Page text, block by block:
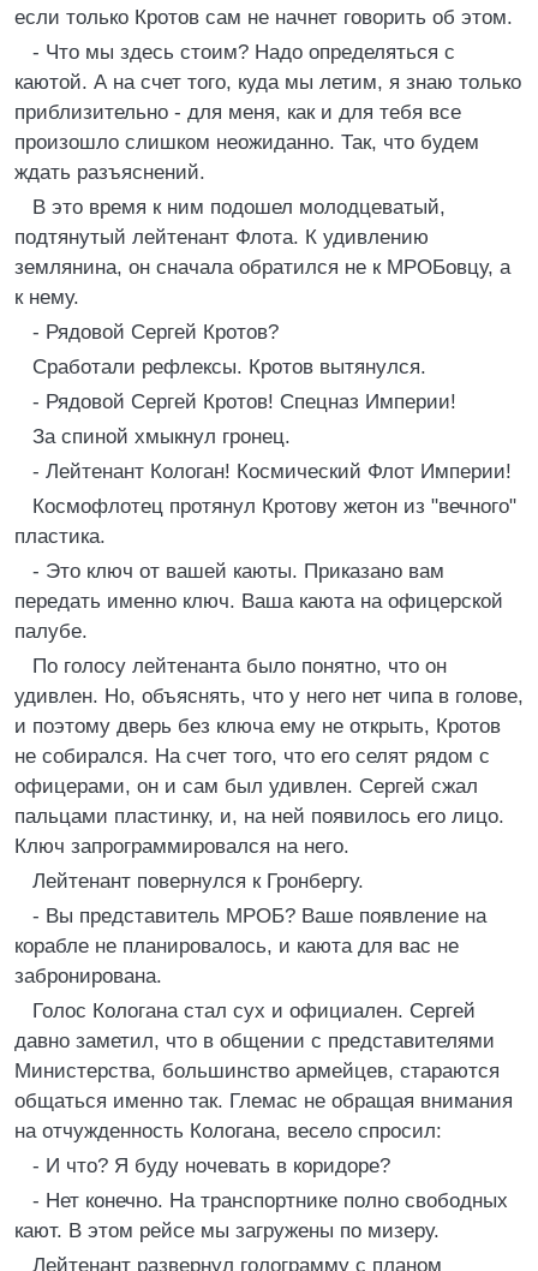
если только Кротов сам не начнет говорить об этом.
- Что мы здесь стоим? Надо определяться с
каютой. А на счет того, куда мы летим, я знаю только
приблизительно - для меня, как и для тебя все
произошло слишком неожиданно. Так, что будем
ждать разъяснений.
В это время к ним подошел молодцеватый,
подтянутый лейтенант Флота. К удивлению
землянина, он сначала обратился не к МРОБовцу, а
к нему.
- Рядовой Сергей Кротов?
Сработали рефлексы. Кротов вытянулся.
- Рядовой Сергей Кротов! Спецназ Империи!
За спиной хмыкнул гронец.
- Лейтенант Кологан! Космический Флот Империи!
Космофлотец протянул Кротову жетон из "вечного"
пластика.
- Это ключ от вашей каюты. Приказано вам
передать именно ключ. Ваша каюта на офицерской
палубе.
По голосу лейтенанта было понятно, что он
удивлен. Но, объяснять, что у него нет чипа в голове,
и поэтому дверь без ключа ему не открыть, Кротов
не собирался. На счет того, что его селят рядом с
офицерами, он и сам был удивлен. Сергей сжал
пальцами пластинку, и, на ней появилось его лицо.
Ключ запрограммировался на него.
Лейтенант повернулся к Гронбергу.
- Вы представитель МРОБ? Ваше появление на
корабле не планировалось, и каюта для вас не
забронирована.
Голос Кологана стал сух и официален. Сергей
давно заметил, что в общении с представителями
Министерства, большинство армейцев, стараются
общаться именно так. Глемас не обращая внимания
на отчужденность Кологана, весело спросил:
- И что? Я буду ночевать в коридоре?
- Нет конечно. На транспортнике полно свободных
кают. В этом рейсе мы загружены по мизеру.
Лейтенант развернул голограмму с планом